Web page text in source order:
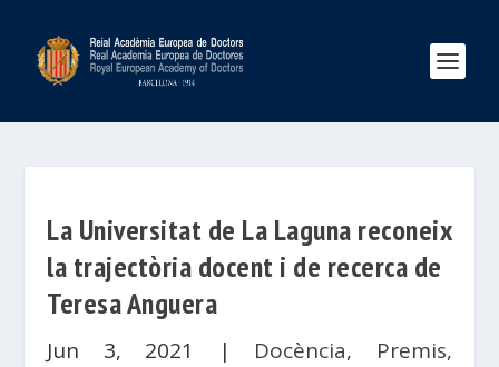
La Universitat de La Laguna reconeix
la trajectòria docent i de recerca de
Teresa Anguera
Jun 3, 2021 | Docència, Premis,